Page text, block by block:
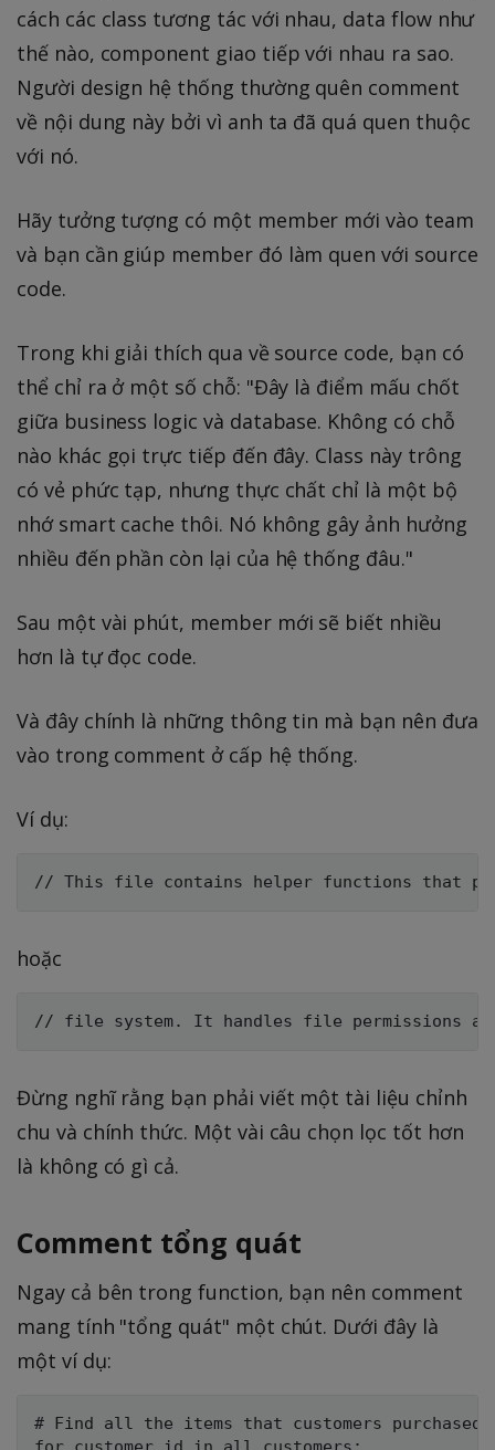
cách các class tương tác với nhau, data flow như
thế nào, component giao tiếp với nhau ra sao.
Người design hệ thống thường quên comment
về nội dung này bởi vì anh ta đã quá quen thuộc
với nó.
Hãy tưởng tượng có một member mới vào team
và bạn cần giúp member đó làm quen với source
code.
Trong khi giải thích qua về source code, bạn có
thể chỉ ra ở một số chỗ: "Đây là điểm mấu chốt
giữa business logic và database. Không có chỗ
nào khác gọi trực tiếp đến đây. Class này trông
có vẻ phức tạp, nhưng thực chất chỉ là một bộ
nhớ smart cache thôi. Nó không gây ảnh hưởng
nhiều đến phần còn lại của hệ thống đâu."
Sau một vài phút, member mới sẽ biết nhiều
hơn là tự đọc code.
Và đây chính là những thông tin mà bạn nên đưa
vào trong comment ở cấp hệ thống.
Ví dụ:
hoặc
Đừng nghĩ rằng bạn phải viết một tài liệu chỉnh
chu và chính thức. Một vài câu chọn lọc tốt hơn
là không có gì cả.
Comment tổng quát
Ngay cả bên trong function, bạn nên comment
mang tính "tổng quát" một chút. Dưới đây là
một ví dụ:
# Find all the items that customers purchased